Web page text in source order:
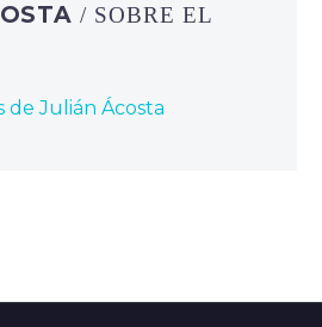
/ SOBRE EL
de Julián Ácosta